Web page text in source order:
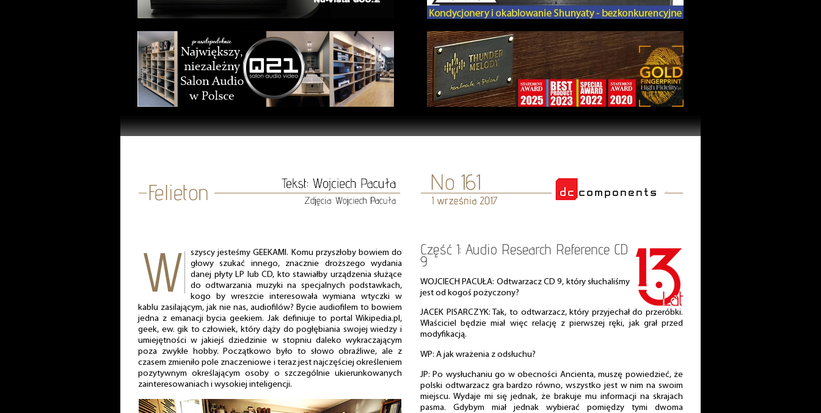
szyscy jesteśmy GEEKAMI. Komu przyszłoby bowiem do
głowy szukać innego, znacznie droższego wydania
danej płyty LP lub CD, kto stawiałby urządzenia służące
do odtwarzania muzyki na specjalnych podstawkach,
kogo by wreszcie interesowała wymiana wtyczki w
kablu zasilającym, jak nie nas, audiofilów? Bycie audiofilem to bowiem
jedna z emanacji bycia geekiem. Jak definiuje to portal Wikipedia.pl,
geek, ew. gik to człowiek, który dąży do pogłębiania swojej wiedzy i
umiejętności w jakiejś dziedzinie w stopniu daleko wykraczającym
poza zwykłe hobby. Początkowo było to słowo obraźliwe, ale z
czasem zmieniło pole znaczeniowe i teraz jest najczęściej określeniem
pozytywnym określającym osoby o szczególnie ukierunkowanych
zainteresowaniach i wysokiej inteligencji.
Część 1: Audio Research Reference CD
9
WOJCIECH PACUŁA: Odtwarzacz CD 9, który słuchaliśmy
jest od kogoś pożyczony?
JACEK PISARCZYK: Tak, to odtwarzacz, który przyjechał do przeróbki.
Właściciel będzie miał więc relację z pierwszej ręki, jak grał przed
modyfikacją.
WP: A jak wrażenia z odsłuchu?
JP: Po wysłuchaniu go w obecności Ancienta, muszę powiedzieć, że
polski odtwarzacz gra bardzo równo, wszystko jest w nim na swoim
miejscu. Wydaje mi się jednak, że brakuje mu informacji na skrajach
pasma. Gdybym miał jednak wybierać pomiędzy tymi dwoma